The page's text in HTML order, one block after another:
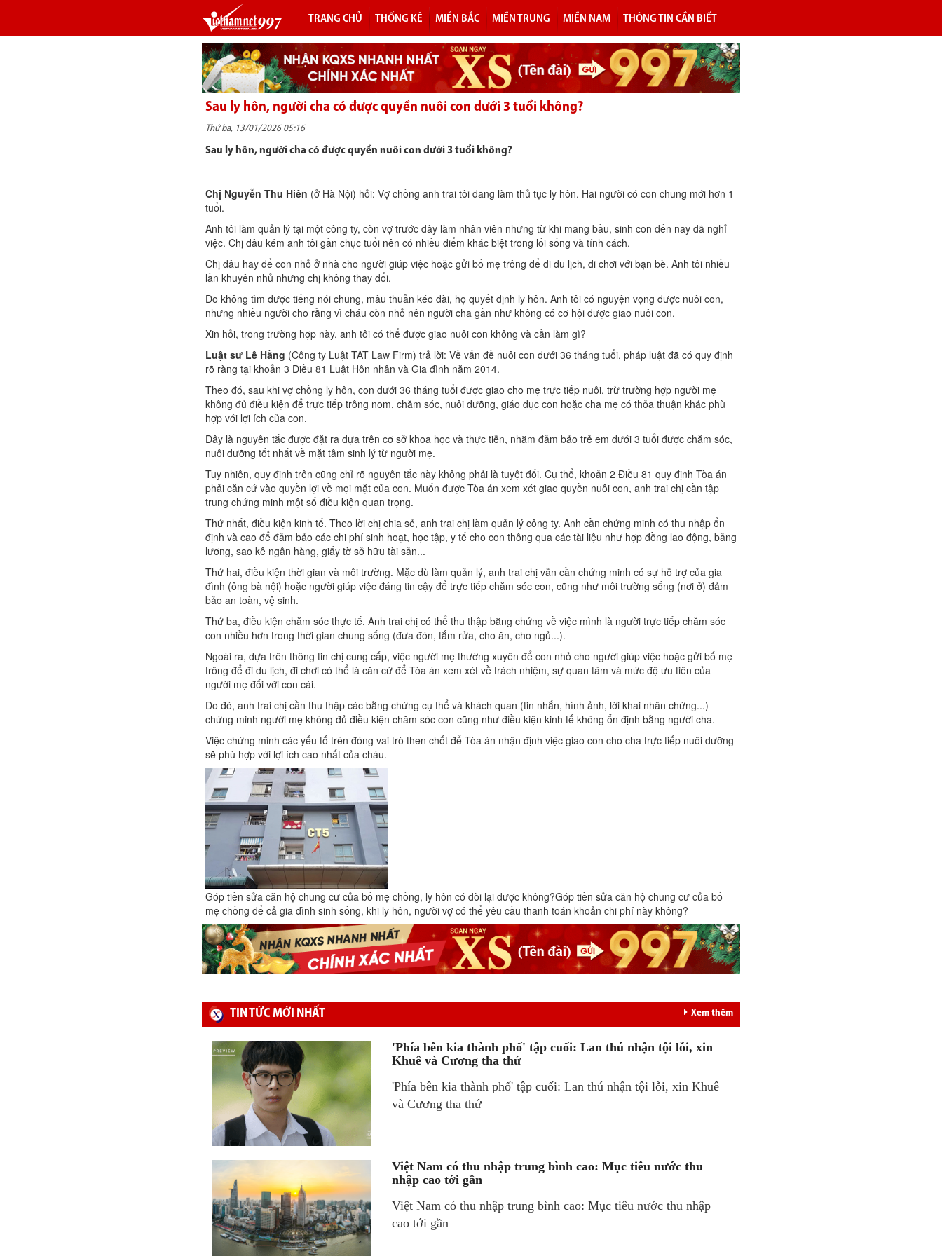
TRANG CHỦ THỐNG KÊ MIỀN BẮC MIỀN TRUNG MIỀN NAM THÔNG TIN CẦN BIẾT
Sau ly hôn, người cha có được quyền nuôi con dưới 3 tuổi không?
Thứ ba, 13/01/2026 05:16
Sau ly hôn, người cha có được quyền nuôi con dưới 3 tuổi không?
Chị Nguyễn Thu Hiền (ở Hà Nội) hỏi: Vợ chồng anh trai tôi đang làm thủ tục ly hôn. Hai người có con chung mới hơn 1
tuổi.
Anh tôi làm quản lý tại một công ty, còn vợ trước đây làm nhân viên nhưng từ khi mang bầu, sinh con đến nay đã nghỉ
việc. Chị dâu kém anh tôi gần chục tuổi nên có nhiều điểm khác biệt trong lối sống và tính cách.
Chị dâu hay để con nhỏ ở nhà cho người giúp việc hoặc gửi bố mẹ trông để đi du lịch, đi chơi với bạn bè. Anh tôi nhiều
lần khuyên nhủ nhưng chị không thay đổi.
Do không tìm được tiếng nói chung, mâu thuẫn kéo dài, họ quyết định ly hôn. Anh tôi có nguyện vọng được nuôi con,
nhưng nhiều người cho rằng vì cháu còn nhỏ nên người cha gần như không có cơ hội được giao nuôi con.
Xin hỏi, trong trường hợp này, anh tôi có thể được giao nuôi con không và cần làm gì?
Luật sư Lê Hằng (Công ty Luật TAT Law Firm) trả lời: Về vấn đề nuôi con dưới 36 tháng tuổi, pháp luật đã có quy định
rõ ràng tại khoản 3 Điều 81 Luật Hôn nhân và Gia đình năm 2014.
Theo đó, sau khi vợ chồng ly hôn, con dưới 36 tháng tuổi được giao cho mẹ trực tiếp nuôi, trừ trường hợp người mẹ
không đủ điều kiện để trực tiếp trông nom, chăm sóc, nuôi dưỡng, giáo dục con hoặc cha mẹ có thỏa thuận khác phù
hợp với lợi ích của con.
Đây là nguyên tắc được đặt ra dựa trên cơ sở khoa học và thực tiễn, nhằm đảm bảo trẻ em dưới 3 tuổi được chăm sóc,
nuôi dưỡng tốt nhất về mặt tâm sinh lý từ người mẹ.
Tuy nhiên, quy định trên cũng chỉ rõ nguyên tắc này không phải là tuyệt đối. Cụ thể, khoản 2 Điều 81 quy định Tòa án
phải căn cứ vào quyền lợi về mọi mặt của con. Muốn được Tòa án xem xét giao quyền nuôi con, anh trai chị cần tập
trung chứng minh một số điều kiện quan trọng.
Thứ nhất, điều kiện kinh tế. Theo lời chị chia sẻ, anh trai chị làm quản lý công ty. Anh cần chứng minh có thu nhập ổn
định và cao để đảm bảo các chi phí sinh hoạt, học tập, y tế cho con thông qua các tài liệu như hợp đồng lao động, bảng
lương, sao kê ngân hàng, giấy tờ sở hữu tài sản...
Thứ hai, điều kiện thời gian và môi trường. Mặc dù làm quản lý, anh trai chị vẫn cần chứng minh có sự hỗ trợ của gia
đình (ông bà nội) hoặc người giúp việc đáng tin cậy để trực tiếp chăm sóc con, cũng như môi trường sống (nơi ở) đảm
bảo an toàn, vệ sinh.
Thứ ba, điều kiện chăm sóc thực tế. Anh trai chị có thể thu thập bằng chứng về việc mình là người trực tiếp chăm sóc
con nhiều hơn trong thời gian chung sống (đưa đón, tắm rửa, cho ăn, cho ngủ...).
Ngoài ra, dựa trên thông tin chị cung cấp, việc người mẹ thường xuyên để con nhỏ cho người giúp việc hoặc gửi bố mẹ
trông để đi du lịch, đi chơi có thể là căn cứ để Tòa án xem xét về trách nhiệm, sự quan tâm và mức độ ưu tiên của
người mẹ đối với con cái.
Do đó, anh trai chị cần thu thập các bằng chứng cụ thể và khách quan (tin nhắn, hình ảnh, lời khai nhân chứng...)
chứng minh người mẹ không đủ điều kiện chăm sóc con cũng như điều kiện kinh tế không ổn định bằng người cha.
Việc chứng minh các yếu tố trên đóng vai trò then chốt để Tòa án nhận định việc giao con cho cha trực tiếp nuôi dưỡng
sẽ phù hợp với lợi ích cao nhất của cháu.
Góp tiền sửa căn hộ chung cư của bố mẹ chồng, ly hôn có đòi lại được không?Góp tiền sửa căn hộ chung cư của bố
mẹ chồng để cả gia đình sinh sống, khi ly hôn, người vợ có thể yêu cầu thanh toán khoản chi phí này không?
TIN TỨC MỚI NHẤT Xem thêm
'Phía bên kia thành phố' tập cuối: Lan thú nhận tội lỗi, xin
Khuê và Cương tha thứ
'Phía bên kia thành phố' tập cuối: Lan thú nhận tội lỗi, xin Khuê
và Cương tha thứ
Việt Nam có thu nhập trung bình cao: Mục tiêu nước thu
nhập cao tới gần
Việt Nam có thu nhập trung bình cao: Mục tiêu nước thu nhập
cao tới gần